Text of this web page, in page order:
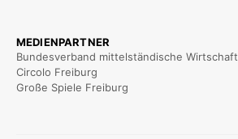
MEDIENPARTNER
Bundesverband mittelständische Wirtschaft
Circolo Freiburg
Große Spiele Freiburg